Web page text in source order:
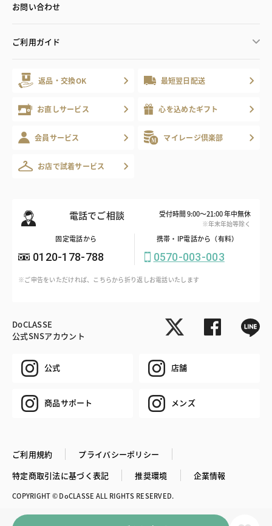
お問い合わせ
ご利用ガイド
返品・交換OK 最短翌日配送
お直しサービス 心を込めたギフト
会員サービス マイレージ倶楽部
お店で試着サービス
電話でご相談 受付時間 9:00～21:00 年中無休
※年末年始等除く
固定電話から
0120-178-788
携帯・IP電話から（有料）
0570-003-003
※ご申告をいただければ、こちらから折り返しお電話いたします
DoCLASSE
公式SNSアカウント
公式 店舗
商品サポート メンズ
ご利用規約
プライバシーポリシー
特定商取引法に基づく表記
推奨環境 企業情報
COPYRIGHT © DoCLASSE ALL RIGHTS RESERVED.